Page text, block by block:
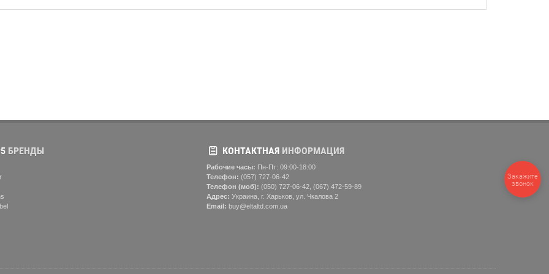
БРЕНДЫ КОНТАКТНАЯИНФОРМАЦИЯ
Рабочие часы: Пн-Пт: 09:00-18:00
Телефон: (057) ‎727-06-42
Телефон (моб): (050) 727-06-42, (067) 472-59-89
Адрес: Украина, г. Харьков, ул. Чкалова 2
Email: buy@eltaltd.com.ua
Закажите
звонок